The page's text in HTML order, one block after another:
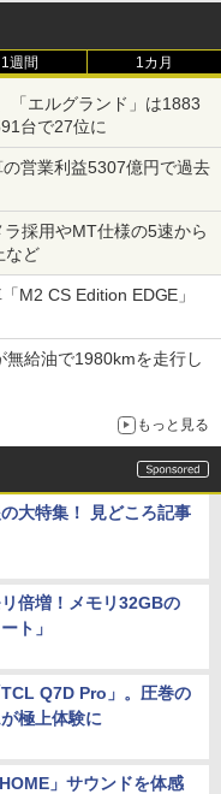
1週間 1カ月
「エルグランド」は1883
台で27位に
営業利益5307億円で過去
採用やMT仕様の5速から
など
M2 CS Edition EDGE」
無給油で1980kmを走行し
もっと見る
大特集！ 見どころ記事
倍増！メモリ32GBの
ト」
Q7D Pro」。圧巻の
極上体験に
」サウンドを体感